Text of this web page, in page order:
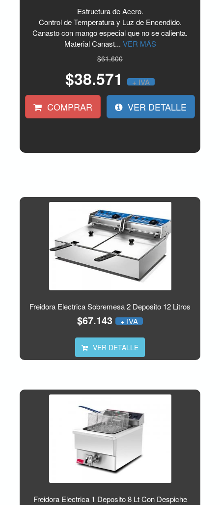
Estructura de Acero.
Control de Temperatura y Luz de Encendido.
Canasto con mango especial que no se calienta.
Material Canast... VER MÁS
$61.600
$38.571 + IVA
COMPRAR VER DETALLE
Freidora Electrica Sobremesa 2 Deposito 12 Litros
$67.143 + IVA
VER DETALLE
Freidora Electrica 1 Deposito 8 Lt Con Despiche